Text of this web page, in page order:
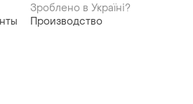
Зроблено в Україні?
Производство